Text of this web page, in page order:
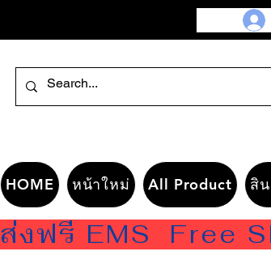
HOME หน้าใหม่ All Product สิ
ส่งฟรี EMS  Free